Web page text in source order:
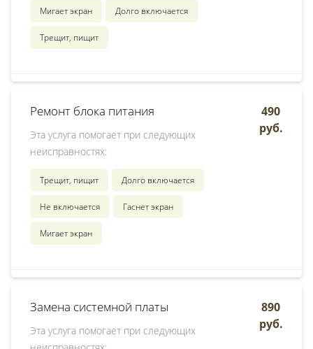
Мигает экран Долго включается
Трещит, пищит
Ремонт блока питания
Эта услуга помогает при следующих
неисправностях:
Трещит, пищит Долго включается
Не включается Гаснет экран
Мигает экран
490
руб.
Замена системной платы
Эта услуга помогает при следующих
890
руб.